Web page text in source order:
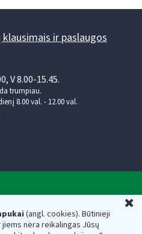
(angl. cookies). Būtinieji
nėra reikalingas Jūsų
ir paslaugos
V 8.00-15.45.
trumpiau.
8.00 val. - 12.00 val.